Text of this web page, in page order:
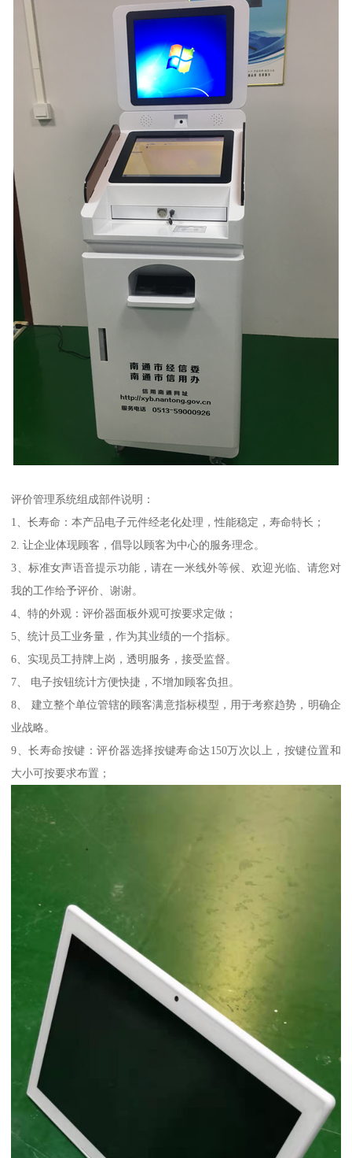
评价管理系统组成部件说明：
1、长寿命：本产品电子元件经老化处理，性能稳定，寿命特长；
2. 让企业体现顾客，倡导以顾客为中心的服务理念。
3、标准女声语音提示功能，请在一米线外等候、欢迎光临、请您对
我的工作给予评价、谢谢。
4、特的外观：评价器面板外观可按要求定做；
5、统计员工业务量，作为其业绩的一个指标。
6、实现员工持牌上岗，透明服务，接受监督。
7、 电子按钮统计方便快捷，不增加顾客负担。
8、 建立整个单位管辖的顾客满意指标模型，用于考察趋势，明确企
业战略。
9、长寿命按键：评价器选择按键寿命达150万次以上，按键位置和
大小可按要求布置；